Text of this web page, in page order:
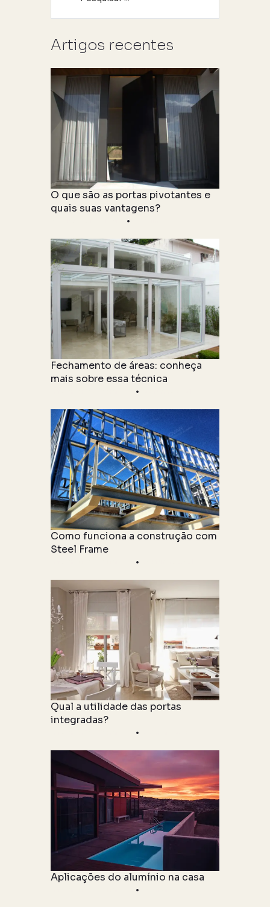
Artigos recentes
O que são as portas pivotantes e
quais suas vantagens?
Fechamento de áreas: conheça
mais sobre essa técnica
Como funciona a construção com
Steel Frame
Qual a utilidade das portas
integradas?
Aplicações do alumínio na casa